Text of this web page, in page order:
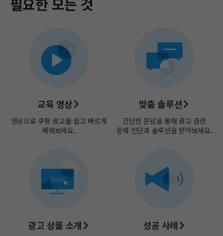
교육 영상
영상으로 쿠팡 광고를 쉽고​ 빠르게
배워보세요.
맞춤 솔루션
간단한 문답을 통해 광고 관련
문제 진단과 솔루션을 받아보세요.
광고 상품 소개 성공 사례